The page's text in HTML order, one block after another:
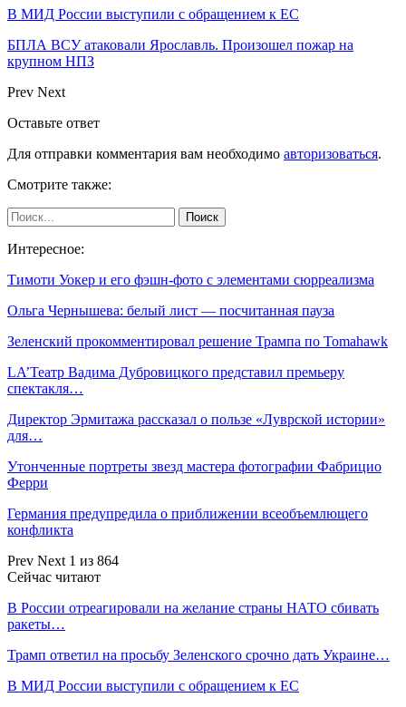
В МИД России выступили с обращением к ЕС
БПЛА ВСУ атаковали Ярославль. Произошел пожар на
крупном НПЗ
Prev Next
Оставьте ответ
Для отправки комментария вам необходимо авторизоваться.
Смотрите также:
Интересное:
Тимоти Уокер и его фэшн-фото с элементами сюрреализма
Ольга Чернышева: белый лист — посчитанная пауза
Зеленский прокомментировал решение Трампа по Tomahawk
LA’Театр Вадима Дубровицкого представил премьеру
спектакля…
Директор Эрмитажа рассказал о пользе «Луврской истории»
для…
Утонченные портреты звезд мастера фотографии Фабрицио
Ферри
Германия предупредила о приближении всеобъемлющего
конфликта
Prev Next 1 из 864
Сейчас читают
В России отреагировали на желание страны НАТО сбивать
ракеты…
Трамп ответил на просьбу Зеленского срочно дать Украине…
В МИД России выступили с обращением к ЕС